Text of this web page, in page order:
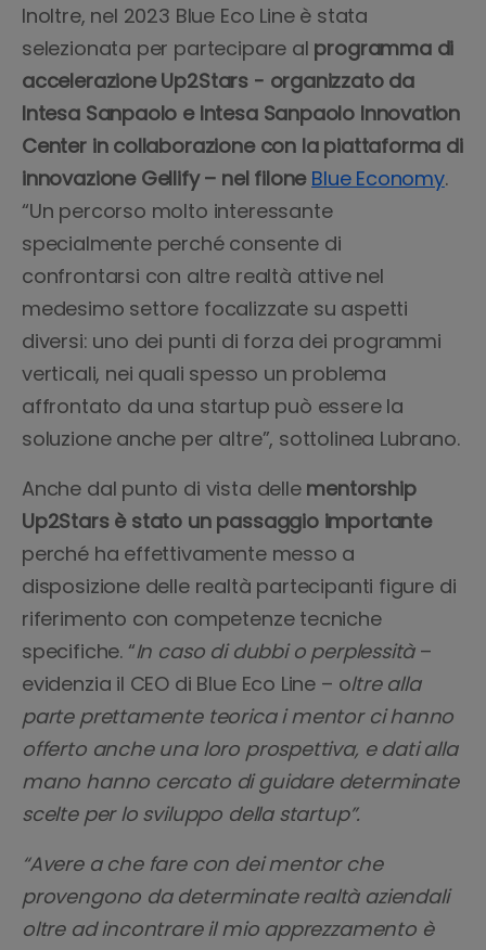
Inoltre, nel 2023 Blue Eco Line è stata
selezionata per partecipare al programma di
accelerazione Up2Stars - organizzato da
Intesa Sanpaolo e Intesa Sanpaolo Innovation
Center in collaborazione con la piattaforma di
innovazione Gellify – nel filone Blue Economy.
“Un percorso molto interessante
specialmente perché consente di
confrontarsi con altre realtà attive nel
medesimo settore focalizzate su aspetti
diversi: uno dei punti di forza dei programmi
verticali, nei quali spesso un problema
affrontato da una startup può essere la
soluzione anche per altre”, sottolinea Lubrano.
Anche dal punto di vista delle mentorship
Up2Stars è stato un passaggio importante
perché ha effettivamente messo a
disposizione delle realtà partecipanti figure di
riferimento con competenze tecniche
specifiche. “In caso di dubbi o perplessità–
evidenzia il CEO di Blue Eco Line – oltre alla
parte prettamente teorica i mentor ci hanno
offerto anche una loro prospettiva, e dati alla
mano hanno cercato di guidare determinate
scelte per lo sviluppo della startup”.
“Avere a che fare con dei mentor che
provengono da determinate realtà aziendali
oltre ad incontrare il mio apprezzamento è